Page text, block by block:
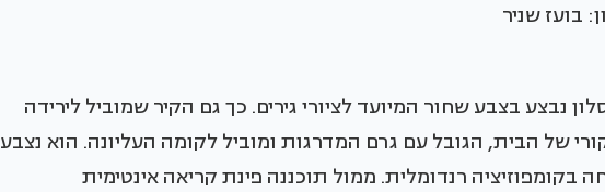
בועז שניר
נבצע בצבע שחור המיועד לציורי גירים. כך גם הקיר שמוביל לירידה
של הבית, הגובל עם גרם המדרגות ומוביל לקומה העליונה. הוא נצבע
בקומפוזיציה רנדומלית. ממול תוכננה פינת קריאה אינטימית